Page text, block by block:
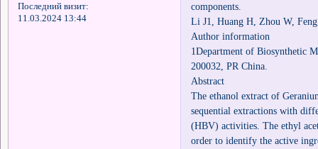
Последний визит:
11.03.2024 13:44
components.
Li J1, Huang H, Zhou W,
Author information
1Department of Biosynthetic
200032, PR China.
Abstract
The ethanol extract of
sequential extractions with
(HBV) activities. The ethyl
order to identify the active